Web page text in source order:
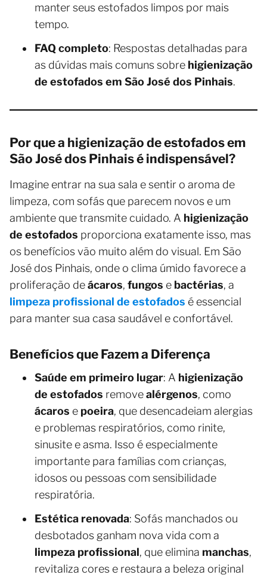
manter seus estofados limpos por mais
tempo.
FAQ completo: Respostas detalhadas para
as dúvidas mais comuns sobre higienização
de estofados em São José dos Pinhais.
Por que a higienização de estofados em
São José dos Pinhais é indispensável?
Imagine entrar na sua sala e sentir o aroma de
limpeza, com sofás que parecem novos e um
ambiente que transmite cuidado. A higienização
de estofados proporciona exatamente isso, mas
os benefícios vão muito além do visual. Em São
José dos Pinhais, onde o clima úmido favorece a
proliferação deácaros, fungos e bactérias, a
limpeza profissional de estofados é essencial
para manter sua casa saudável e confortável.
Benefícios que Fazem a Diferença
Saúde em primeiro lugar: A higienização
de estofados removealérgenos, como
ácaros e poeira, que desencadeiam alergias
e problemas respiratórios, como rinite,
sinusite e asma. Isso é especialmente
importante para famílias com crianças,
idosos ou pessoas com sensibilidade
respiratória.
Estética renovada: Sofás manchados ou
desbotados ganham nova vida com a
limpeza profissional, que elimina manchas,
revitaliza cores e restaura a beleza original